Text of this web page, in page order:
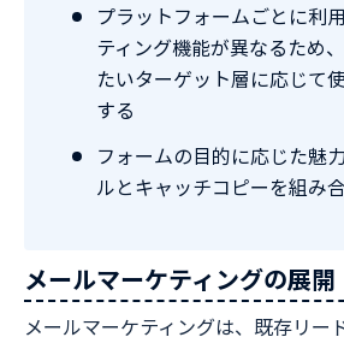
プラットフォームごとに利
ティング機能が異なるため
たいターゲット層に応じて
する
フォームの目的に応じた魅
ルとキャッチコピーを組み合
メールマーケティングの展開
メールマーケティングは、既存リー